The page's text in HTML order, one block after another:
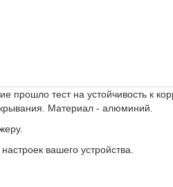
прошло тест на устойчивость к
Материал - алюминий.
вашего устройства.